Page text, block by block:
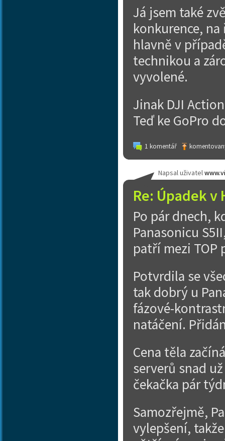
Já jsem také
konkurence,
hlavně v
technikou a
vyvolené.
Jinak DJI
Teď ke GoPro
1 komentář
Re: Úpadek
Napsal uživatel
Po pár dnech,
Panasonicu
patří mezi TOP
Potvrdila se
tak dobrý u
fázové-
natáčení.
Cena těla
serverů snad
čekačka pár
Samozřejmě,
vylepšení,